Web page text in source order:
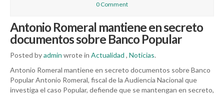
0 Comment
Antonio Romeral mantiene en secreto
documentos sobre Banco Popular
Posted byadmin wrote in Actualidad , Noticias.
Antonio Romeral mantiene en secreto documentos sobre Banco
Popular Antonio Romeral, fiscal de la Audiencia Nacional que
investiga el caso Popular, defiende que se mantengan en secreto,